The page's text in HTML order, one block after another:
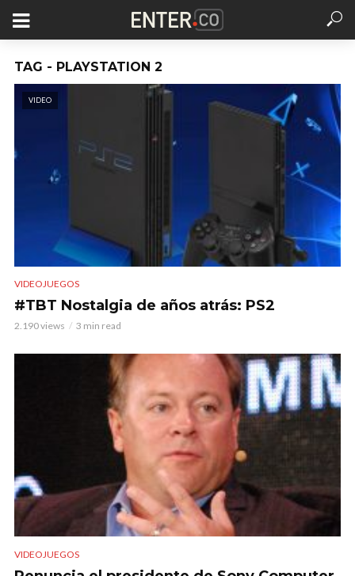
TAG - PLAYSTATION 2
VIDEO
VIDEOJUEGOS
#TBT Nostalgia de años atrás: PS2
2.190 views 3 min read
VIDEOJUEGOS